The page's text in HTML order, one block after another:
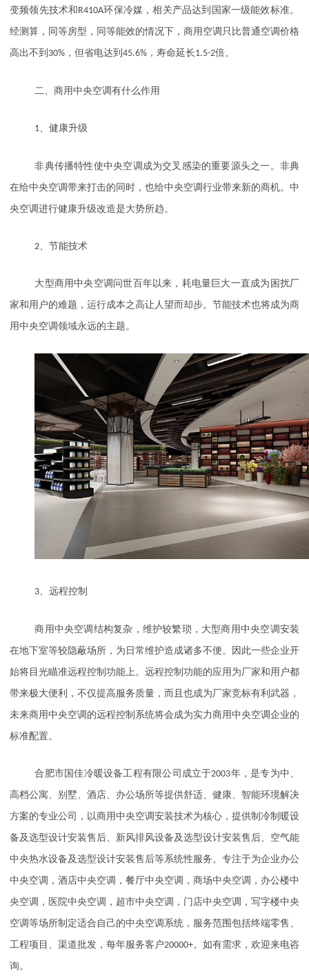
变频领先技术和R410A环保冷媒，相关产品达到国家一级能效标准。
经测算，同等房型，同等能效的情况下，商用空调只比普通空调价格
高出不到 30% ，但省电达到45.6% ，寿命延长1.5-2倍。
二、商用中央空调有什么作用
1、健康升级
非典传播特性使中央空调成为交叉感染的重要源头之一。非典
在给中央空调带来打击的同时，也给中央空调行业带来新的商机。中
央空调进行健康升级改造是大势所趋。
2、节能技术
大型商用中央空调问世百年以来，耗电量巨大一直成为困扰厂
家和用户的难题，运行成本之高让人望而却步。节能技术也将成为商
用中央空调领域永远的主题。
3、远程控制
商用中央空调结构复杂，维护较繁琐，大型商用中央空调安装
在地下室等较隐蔽场所，为日常维护造成诸多不便。因此一些企业开
始将目光瞄准远程控制功能上。远程控制功能的应用为厂家和用户都
带来极大便利，不仅提高服务质量，而且也成为厂家竞标有利武器，
未来商用中央空调的远程控制系统将会成为实力商用中央空调企业的
标准配置。
合肥市国佳冷暖设备工程有限公司成立于2003年，是专为中、
高档公寓、别墅、酒店、办公场所等提供舒适、健康、智能环境解决
方案的专业公司，以商用中央空调安装技术为核心，提供制冷制暖设
备及选型设计安装售后、新风排风设备及选型设计安装售后、空气能
中央热水设备及选型设计安装售后等系统性服务。专注于为企业办公
中央空调，酒店中央空调，餐厅中央空调，商场中央空调，办公楼中
央空调，医院中央空调，超市中央空调，门店中央空调，写字楼中央
空调等场所制定适合自己的中央空调系统，服务范围包括终端零售、
工程项目、渠道批发，每年服务客户20000+。如有需求，欢迎来电咨
询。